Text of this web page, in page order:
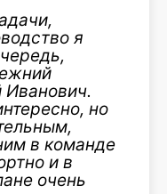
я
Иванович.
но
в команде
и в
очень